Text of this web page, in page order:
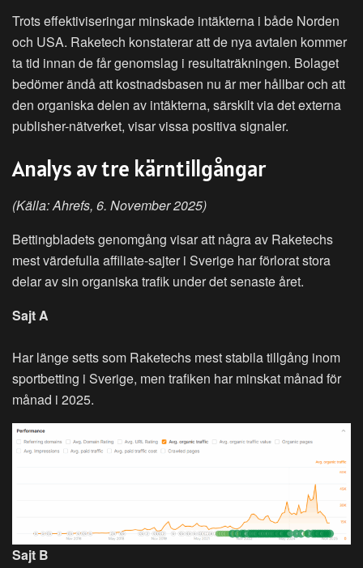
Trots effektiviseringar minskade intäkterna i både Norden
och USA. Raketech konstaterar att de nya avtalen kommer
ta tid innan de får genomslag i resultaträkningen. Bolaget
bedömer ändå att kostnadsbasen nu är mer hållbar och att
den organiska delen av intäkterna, särskilt via det externa
publisher-nätverket, visar vissa positiva signaler.
Analys av tre kärntillgångar
(Källa: Ahrefs, 6. November 2025)
Bettingbladets genomgång visar att några av Raketechs
mest värdefulla affiliate-sajter i Sverige har förlorat stora
delar av sin organiska trafik under det senaste året.
Sajt A
Har länge setts som Raketechs mest stabila tillgång inom
sportbetting i Sverige, men trafiken har minskat månad för
månad i 2025.
Sajt B